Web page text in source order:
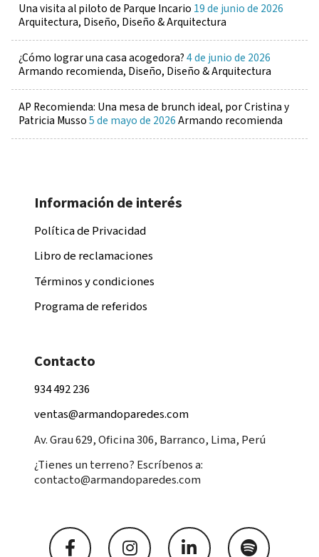
Una visita al piloto de Parque Incario 19 de junio de 2026
Arquitectura, Diseño, Diseño & Arquitectura
¿Cómo lograr una casa acogedora?4 de junio de 2026
Armando recomienda, Diseño, Diseño & Arquitectura
AP Recomienda: Una mesa de brunch ideal, por Cristina y
Patricia Musso5 de mayo de 2026Armando recomienda
Información de interés
Política de Privacidad
Libro de reclamaciones
Términos y condiciones
Programa de referidos
Contacto
934 492 236
ventas@armandoparedes.com
Av. Grau 629, Oficina 306, Barranco, Lima, Perú
¿Tienes un terreno? Escríbenos a:
contacto@armandoparedes.com